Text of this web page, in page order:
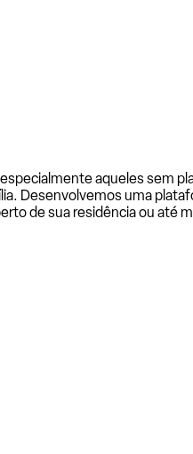
aqueles sem
Desenvolvemos uma
de sua residência ou até